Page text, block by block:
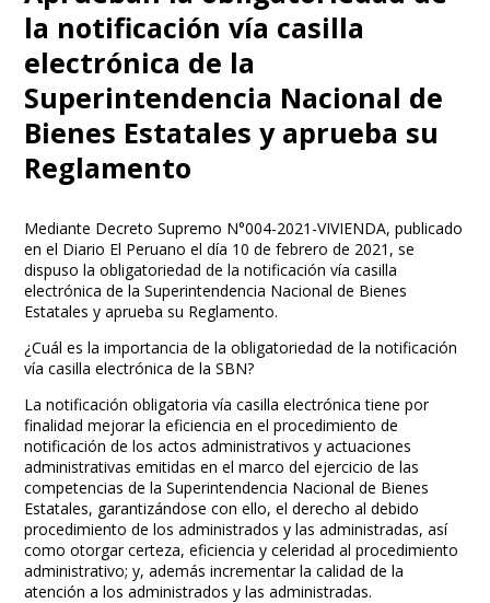
la notificación vía casilla
electrónica de la
Superintendencia Nacional de
Bienes Estatales y aprueba su
Reglamento
Mediante Decreto Supremo N°004-2021-VIVIENDA, publicado
en el Diario El Peruano el día 10 de febrero de 2021, se
dispuso la obligatoriedad de la notificación vía casilla
electrónica de la Superintendencia Nacional de Bienes
Estatales y aprueba su Reglamento.
¿Cuál es la importancia de la obligatoriedad de la notificación
vía casilla electrónica de la SBN?
La notificación obligatoria vía casilla electrónica tiene por
finalidad mejorar la eficiencia en el procedimiento de
notificación de los actos administrativos y actuaciones
administrativas emitidas en el marco del ejercicio de las
competencias de la Superintendencia Nacional de Bienes
Estatales, garantizándose con ello, el derecho al debido
procedimiento de los administrados y las administradas, así
como otorgar certeza, eficiencia y celeridad al procedimiento
administrativo; y, además incrementar la calidad de la
atención a los administrados y las administradas.